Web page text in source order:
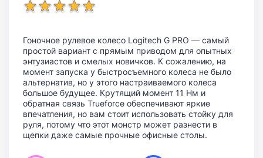
Гоночное рулевое колесо Logitech G PRO — самый
простой вариант с прямым приводом для опытных
энтузиастов и смелых новичков. К сожалению, на
момент запуска у быстросъемного колеса не было
альтернатив, но у этого настраиваемого колеса
большое будущее. Крутящий момент 11 Нм и
обратная связь Trueforce обеспечивают яркие
впечатления, но вам стоит использовать стойку для
руля, потому что этот монстр может разнести в
щепки даже самые прочные офисные столы.